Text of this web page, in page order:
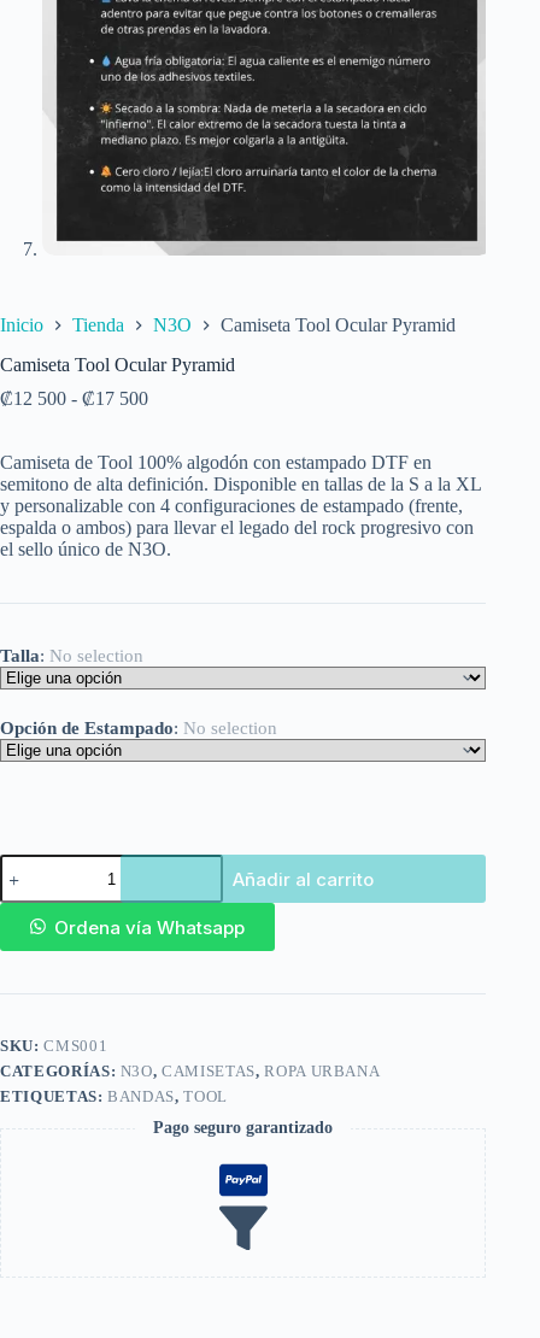
Inicio Tienda N3O
Camiseta Tool Ocular Pyramid
Camiseta Tool Ocular Pyramid
₡12 500 - ₡17 500
Camiseta de Tool 100% algodón con estampado DTF en
semitono de alta definición. Disponible en tallas de la S a la XL
y personalizable con 4 configuraciones de estampado (frente,
espalda o ambos) para llevar el legado del rock progresivo con
el sello único de N3O.
Talla: No selection
Opción de Estampado: No selection
Añadir al carrito
Ordena vía Whatsapp
SKU:CMS001
CATEGORÍAS: N3O,CAMISETAS,ROPA URBANA
ETIQUETAS:BANDAS,TOOL
Pago seguro garantizado